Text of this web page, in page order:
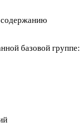
содержанию
базовой группе: